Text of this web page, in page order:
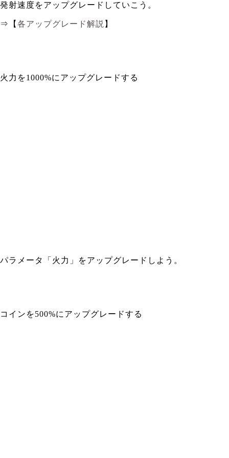
発射速度をアップグレードしていこう。
⇒【 各アップグレード解説 】
火力を1000%にアップグレードする
パラメータ「火力」をアップグレードしよう。
コインを500%にアップグレードする